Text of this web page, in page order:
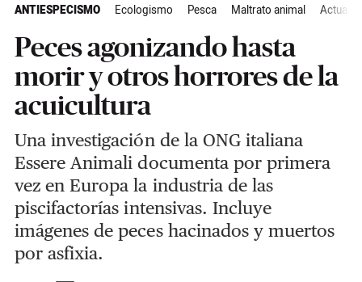
ANTIESPECISMO Ecologismo Pesca Maltrato animal
Peces agonizando hasta
morir y otros horrores de la
acuicultura
Una investigación de la ONG italiana
Essere Animali documenta por primera
vez en Europa la industria de las
piscifactorías intensivas. Incluye
imágenes de peces hacinados y muertos
por asfixia.